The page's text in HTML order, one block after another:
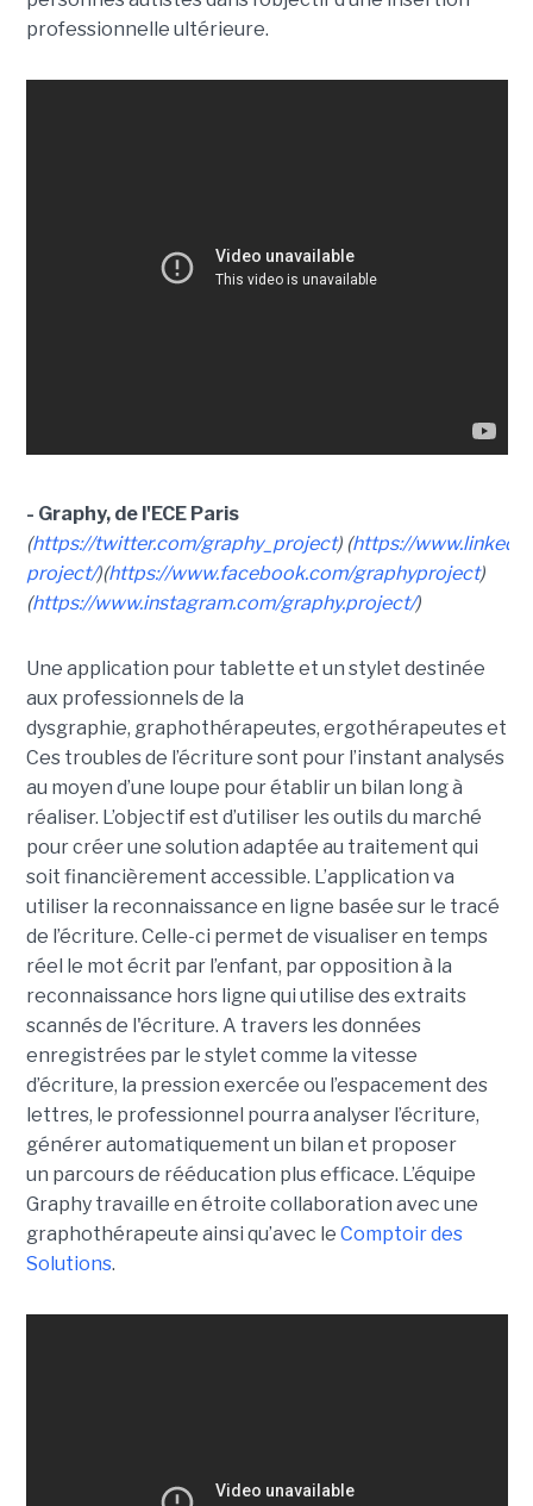
professionnelle ultérieure.
- Graphy, de l'ECE Paris
(https://twitter.com/graphy_project) (https://
project/)(https://www.facebook.com/graphyproject)
(https://www.instagram.com/graphy.project/)
Une application pour tablette et un stylet destinée
aux professionnels de la
dysgraphie, graphothérapeutes, ergothérapeutes et
Ces troubles de l’écriture sont pour l’instant analysés
au moyen d’une loupe pour établir un bilan long à
réaliser. L’objectif est d’utiliser les outils du marché
pour créer une solution adaptée au traitement qui
soit financièrement accessible. L’application va
utiliser la reconnaissance en ligne basée sur le tracé
de l’écriture. Celle-ci permet de visualiser en temps
réel le mot écrit par l’enfant, par opposition à la
reconnaissance hors ligne qui utilise des extraits
scannés de l'écriture. A travers les données
enregistrées par le stylet comme la vitesse
d’écriture, la pression exercée ou l’espacement des
lettres, le professionnel pourra analyser l’écriture,
générer automatiquement un bilan et proposer
un parcours de rééducation plus efficace. L’équipe
Graphy travaille en étroite collaboration avec une
graphothérapeute ainsi qu’avec le Comptoir des
Solutions.